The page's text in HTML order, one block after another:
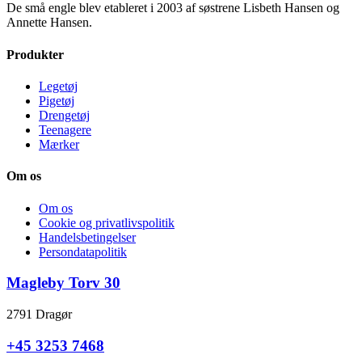
De små engle blev etableret i 2003 af søstrene Lisbeth Hansen og
Annette Hansen.
Produkter
Legetøj
Pigetøj
Drengetøj
Teenagere
Mærker
Om os
Om os
Cookie og privatlivspolitik
Handelsbetingelser
Persondatapolitik
Magleby Torv 30
2791 Dragør
+45 3253 7468